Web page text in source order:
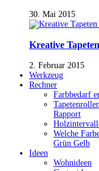
30. Mai 2015
Kreative
2. Februar 2015
Werkzeug
Rechner
Farbbedarf
Rapport
Welche
Grün Gelb
Ideen
Wohnideen